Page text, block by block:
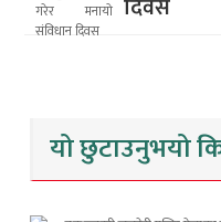
दिवस
यो छुटाउनुभयो